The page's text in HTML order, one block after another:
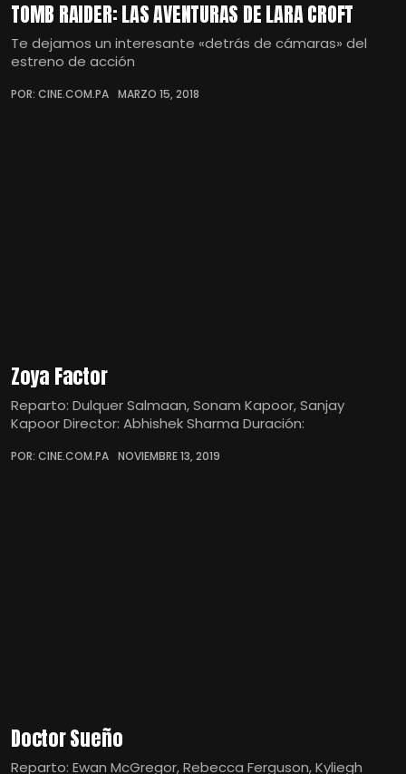
TOMB RAIDER: LAS AVENTURAS DE LARA CROFT
Te dejamos un interesante «detrás de cámaras» del
estreno de acción
POR: CINE.COM.PA MARZO 15, 2018
Zoya Factor
Reparto: Dulquer Salmaan, Sonam Kapoor, Sanjay
Kapoor Director: Abhishek Sharma Duración:
POR: CINE.COM.PA NOVIEMBRE 13, 2019
Doctor Sueño
Reparto: Ewan McGregor, Rebecca Ferguson, Kyliegh